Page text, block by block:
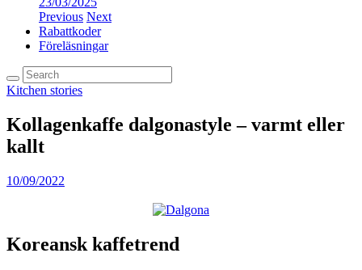
Previous Next
Rabattkoder
Föreläsningar
Kitchen stories
Kollagenkaffe dalgonastyle – varmt eller
kallt
10/09/2022
Koreansk kaffetrend